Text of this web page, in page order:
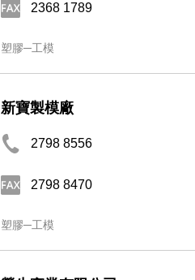
2368 1789
塑膠─工模
新寶製模廠
2798 8556
2798 8470
塑膠─工模